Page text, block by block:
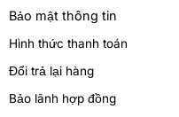
Bảo mật thông tin
Hình thức thanh toán
Đổi trả lại hàng
Bảo lãnh hợp đồng